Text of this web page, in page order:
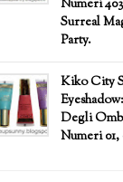
Numeri
Surreal
Party.
Kiko City
Degli
Numeri 01,